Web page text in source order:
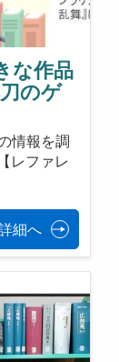
な作品
のゲ
情報を調
レファレ
細へ